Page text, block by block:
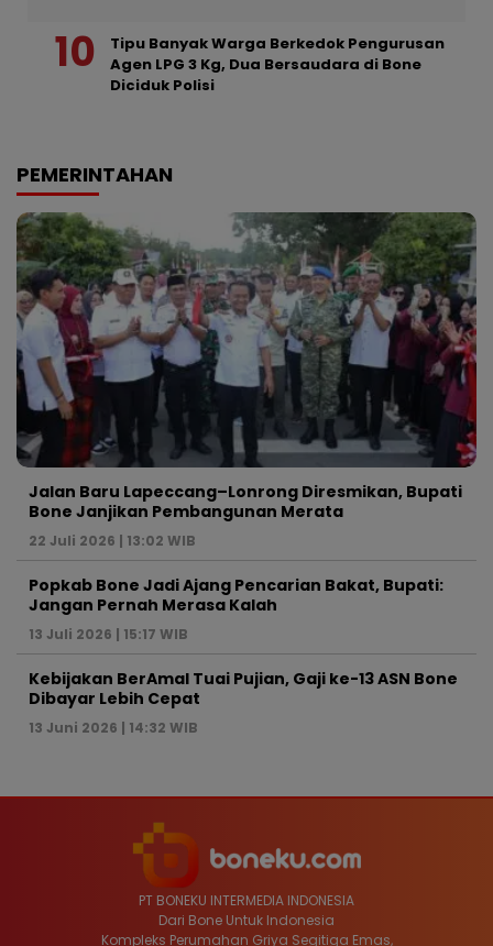
Tipu Banyak Warga Berkedok Pengurusan
Agen LPG 3 Kg, Dua Bersaudara di Bone
Diciduk Polisi
PEMERINTAHAN
Jalan Baru Lapeccang–Lonrong Diresmikan, Bupati
Bone Janjikan Pembangunan Merata
22 Juli 2026 | 13:02 WIB
Popkab Bone Jadi Ajang Pencarian Bakat, Bupati:
Jangan Pernah Merasa Kalah
13 Juli 2026 | 15:17 WIB
Kebijakan BerAmal Tuai Pujian, Gaji ke-13 ASN Bone
Dibayar Lebih Cepat
13 Juni 2026 | 14:32 WIB
PT BONEKU INTERMEDIA INDONESIA
Dari Bone Untuk Indonesia
Kompleks Perumahan Griya Segitiga Emas,